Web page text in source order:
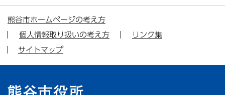
熊谷市ホームページの考え方
個人情報取り扱いの考え方
リンク集
サイトマップ